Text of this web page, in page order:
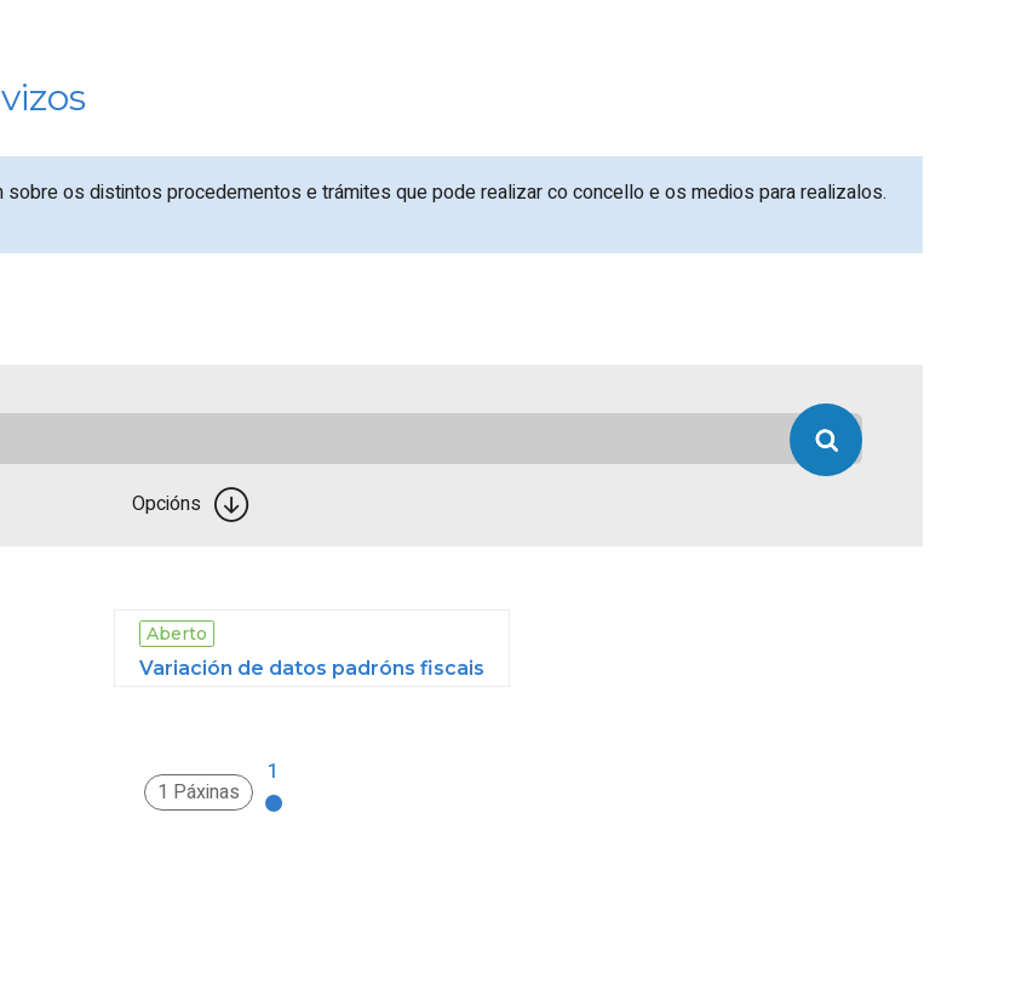
os distintos procedementos e trámites que pode realizar co concello e os medios para realizalos.
Opcións
Aberto
Variación de datos padróns fiscais
1 Páxinas
1